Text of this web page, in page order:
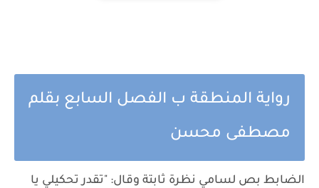
رواية المنطقة ب الفصل السابع بقلم
مصطفى محسن
الضابط بص لسامي نظرة ثابتة وقال: "تقدر تحكيلي يا